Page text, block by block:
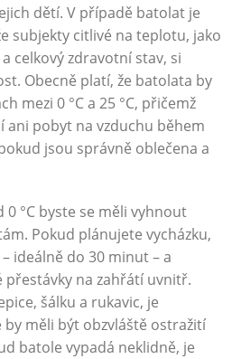
dětí. V případě batolat je
subjekty citlivé na teplotu, jako
celkový zdravotní stav, si
Obecně platí, že batolata by
mezi 0 °C a 25 °C, přičemž
ani pobyt na vzduchu během
jsou správně oblečena a
°C byste se měli vyhnout
Pokud plánujete vycházku,
ideálně do 30 minut – a
na zahřátí uvnitř.
šálku a rukavic, je
měli být obzvláště ostražití
batole vypadá neklidně, je